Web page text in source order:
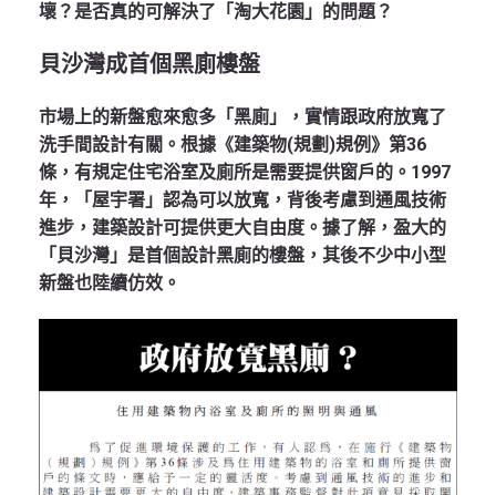
壞？是否真的可解決了「淘大花園」的問題？
貝沙灣成首個黑廁樓盤
市場上的新盤愈來愈多「黑廁」，實情跟政府放寬了
洗手間設計有關。根據《建築物(規劃)規例》第36
條，有規定住宅浴室及廁所是需要提供窗戶的。1997
年，「屋宇署」認為可以放寬，背後考慮到通風技術
進步，建築設計可提供更大自由度。據了解，盈大的
「貝沙灣」是首個設計黑廁的樓盤，其後不少中小型
新盤也陸續仿效。